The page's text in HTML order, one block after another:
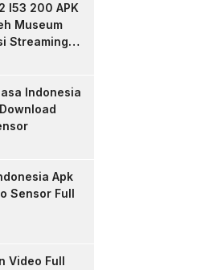
l53 200 APK
Museum
Streaming
Batas
Indonesia
Apk
Sensor Full
Video Full